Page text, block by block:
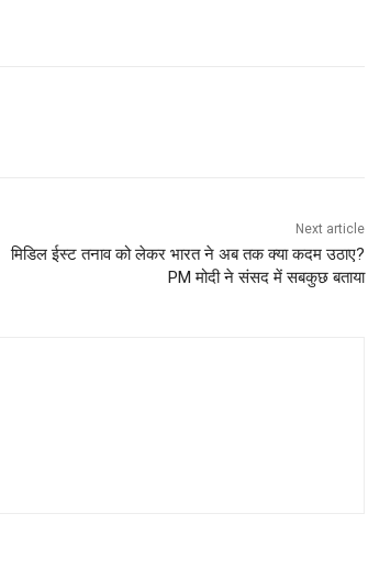
Next article
मिडिल ईस्ट तनाव को लेकर भारत ने अब तक क्या कदम उठाए?
PM मोदी ने संसद में सबकुछ बताया